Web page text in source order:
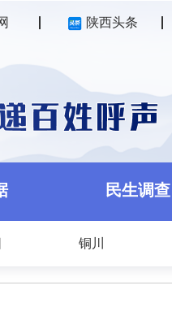
陕西头条
民生调查
铜川